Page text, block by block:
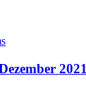
2021